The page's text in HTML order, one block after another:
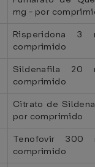
mg - por
Risperidona
comprimido
Sildenafila
comprimido
Citrato de
por comprimido
Tenofovir
comprimido